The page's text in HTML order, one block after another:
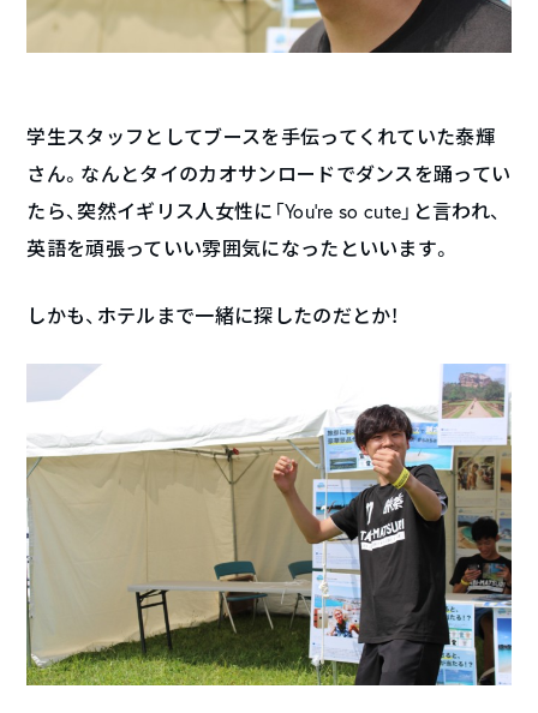
学生スタッフとしてブースを手伝ってくれていた泰輝
さん。なんとタイのカオサンロードでダンスを踊ってい
たら、突然イギリス人女性に「You’re so cute」と言われ、
英語を頑張っていい雰囲気になったといいます。
しかも、ホテルまで一緒に探したのだとか！